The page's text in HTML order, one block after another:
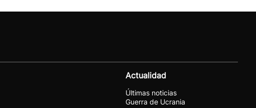
Actualidad
Últimas noticias
Guerra de Ucrania